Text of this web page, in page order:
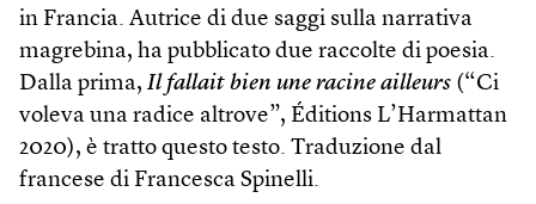
in Francia. Autrice di due saggi sulla narrativa
magrebina, ha pubblicato due raccolte di poesia.
Dalla prima, Il fallait bien une racine ailleurs (“Ci
voleva una radice altrove”, Éditions L’Harmattan
2020), è tratto questo testo. Traduzione dal
francese di Francesca Spinelli.